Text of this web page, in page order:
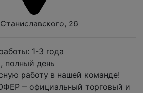
26
1-3 года
полный день
работу в нашей команде!
‒ официальный торговый и